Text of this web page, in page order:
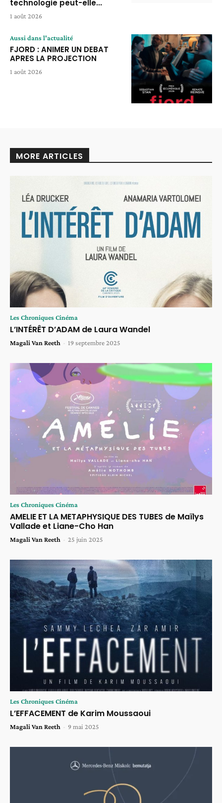
technologie peut-elle...
1 août 2026
Aussi dans l'actualité
FJORD : ANIMER UN DEBAT
APRES LA PROJECTION
1 août 2026
MORE ARTICLES
Les Chroniques Cinéma
L’INTÉRÊT D’ADAM de Laura Wandel
Magali Van Reeth - 19 septembre 2025
Les Chroniques Cinéma
AMELIE ET LA METAPHYSIQUE DES TUBES de Maïlys
Vallade et Liane-Cho Han
Magali Van Reeth - 25 juin 2025
Les Chroniques Cinéma
L’EFFACEMENT de Karim Moussaoui
Magali Van Reeth - 9 mai 2025